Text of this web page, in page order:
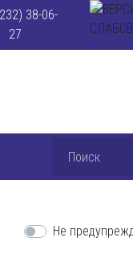
38-06-
27
Не